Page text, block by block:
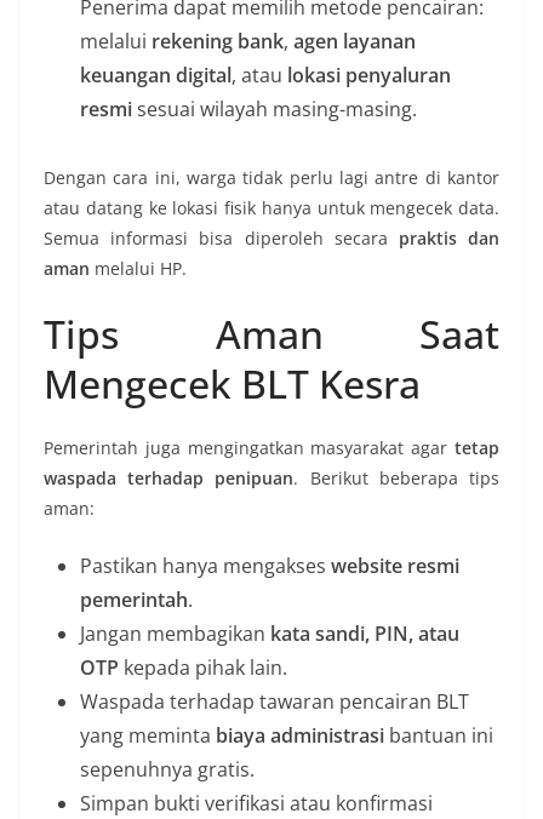
Penerima dapat memilih metode pencairan:
melalui rekening bank, agen layanan
keuangan digital, atau lokasi penyaluran
resmisesuai wilayah masing-masing.
Dengan cara ini, warga tidak perlu lagi antre di kantor
atau datang ke lokasi fisik hanya untuk mengecek data.
Semua informasi bisa diperoleh secara praktis dan
aman melalui HP.
Tips Aman Saat
Mengecek BLT Kesra
Pemerintah juga mengingatkan masyarakat agar tetap
waspada terhadap penipuan. Berikut beberapa tips
aman:
Pastikan hanya mengakses website resmi
pemerintah.
Jangan membagikan kata sandi, PIN, atau
OTP kepada pihak lain.
Waspada terhadap tawaran pencairan BLT
yang meminta biaya administrasi bantuan ini
sepenuhnya gratis.
Simpan bukti verifikasi atau konfirmasi